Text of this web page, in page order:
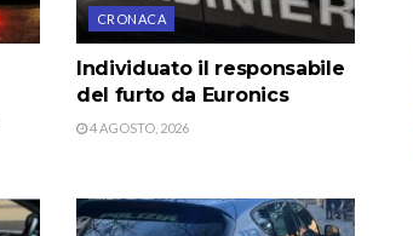
CRONACA
Individuato il responsabile
del furto da Euronics
4 AGOSTO, 2026